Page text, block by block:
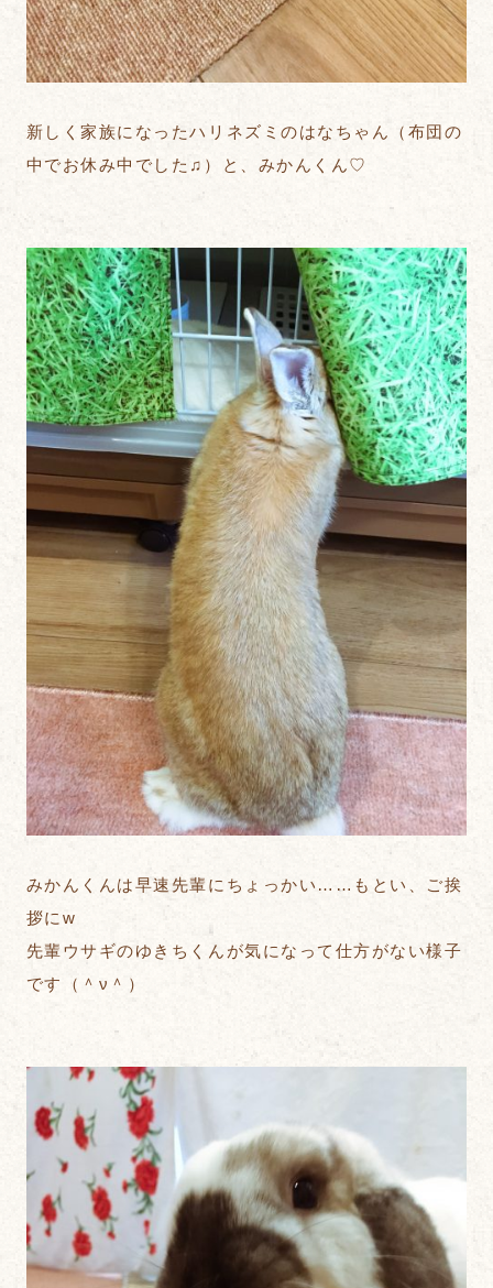
新しく家族になったハリネズミのはなちゃん（布団の
中でお休み中でした♫）と、みかんくん♡
みかんくんは早速先輩にちょっかい……もとい、ご挨
拶にw
先輩ウサギのゆきちくんが気になって仕方がない様子
です（＾ν＾）